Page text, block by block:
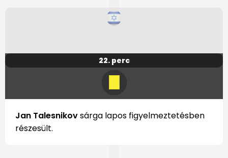
22. perc
Jan Talesnikovsárga lapos figyelmeztetésben
részesült.